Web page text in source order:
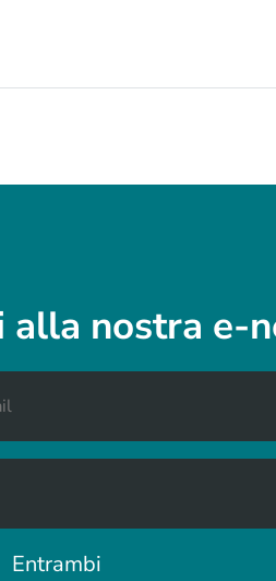
alla nostra e-
Entrambi